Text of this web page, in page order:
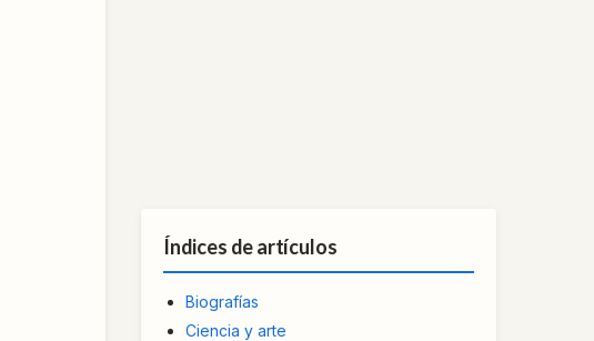
Índices de artículos
Biografías
Ciencia y arte